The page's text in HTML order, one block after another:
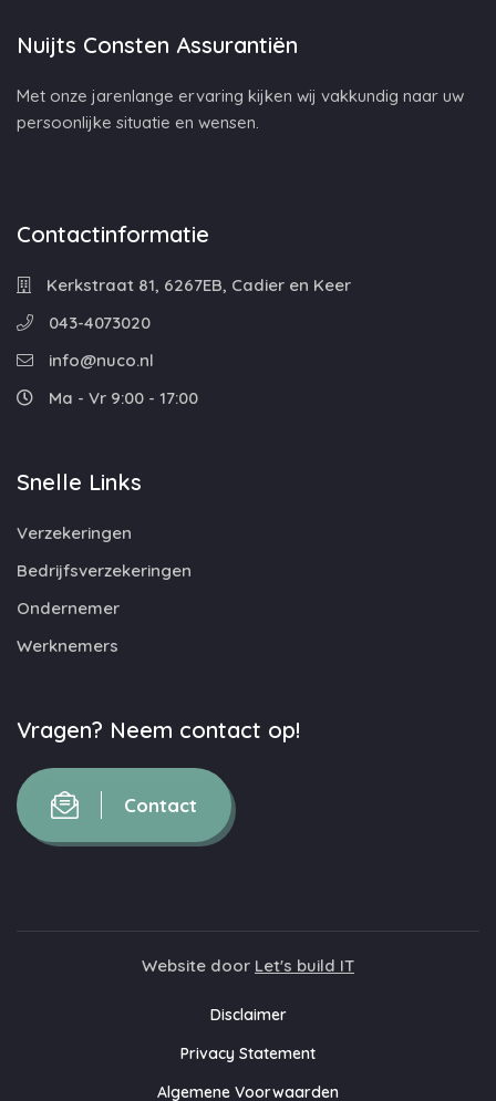
Nuijts Consten Assurantiën
Met onze jarenlange ervaring kijken wij vakkundig naar uw
persoonlijke situatie en wensen.
Contactinformatie
Kerkstraat 81, 6267EB, Cadier en Keer
043-4073020
info@nuco.nl
Ma - Vr 9:00 - 17:00
Snelle Links
Verzekeringen
Bedrijfsverzekeringen
Ondernemer
Werknemers
Vragen? Neem contact op!
Contact
Website door Let's build IT
Disclaimer
Privacy Statement
Algemene Voorwaarden